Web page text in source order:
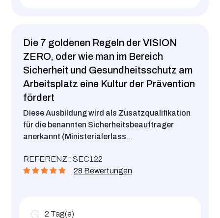
Die 7 goldenen Regeln der VISION
ZERO, oder wie man im Bereich
Sicherheit und Gesundheitsschutz am
Arbeitsplatz eine Kultur der Prävention
fördert
Diese Ausbildung wird als Zusatzqualifikation
für die benannten Sicherheitsbeauftrager
anerkannt (Ministerialerlass
nationalen Strategie VISION ZERO
(www.visionzero.lu). Sie ermöglicht es, den Inhalt
REFERENZ : SEC122
28 Bewertungen
2 Tag(e)